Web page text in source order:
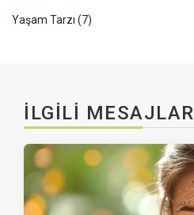
Yaşam Tarzı (7)
İLGILI MESAJLAR